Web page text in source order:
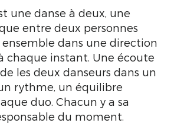
une danse à deux, une
entre deux personnes
dans une direction
chaque instant. Une écoute
les deux danseurs dans un
rythme, un équilibre
duo. Chacun y a sa
du moment.